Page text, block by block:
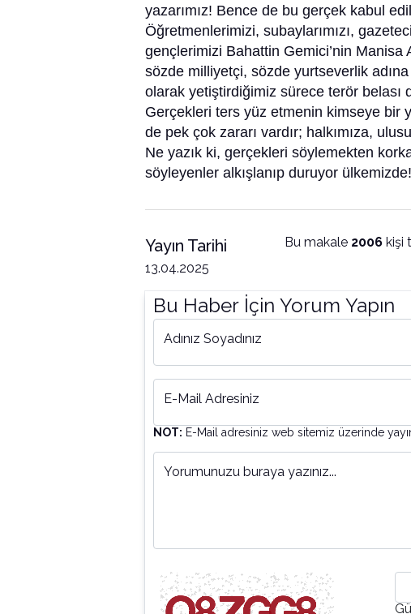
yazarımız! Bence de bu gerçek kabul
Öğretmenlerimizi, subaylarımızı,
gençlerimizi Bahattin Gemici’nin
sözde milliyetçi, sözde yurtseverlik
olarak yetiştirdiğimiz sürece terör
Gerçekleri ters yüz etmenin kimseye bir
de pek çok zararı vardır; halkımıza,
Ne yazık ki, gerçekleri söylemekten
söyleyenler alkışlanıp duruyor ülkemizde!
Yayın Tarihi
13.04.2025
Bu makale 2006kişi
Bu Haber İçin Yorum Yapın
Adınız Soyadınız
E-Mail Adresiniz
NOT: E-Mail adresiniz web sitemiz üzerinde
Yorumunuzu buraya yazınız...